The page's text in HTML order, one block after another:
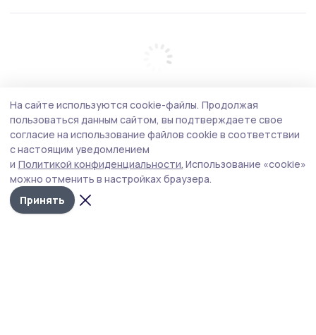
На сайте используются cookie-файлы. Продолжая
пользоваться данным сайтом, вы подтверждаете свое
согласие на использование файлов cookie в соответствии
с настоящим уведомлением
и Политикой конфиденциальности. Использование «cookie»
можно отменить в настройках браузера.
Принять